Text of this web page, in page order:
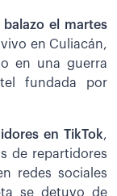
balazo el martes
en Culiacán,
en una guerra
fundada por
en TikTok,
de repartidores
redes sociales
se detuvo de